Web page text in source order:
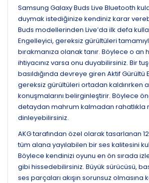
Samsung Galaxy Buds Live Bluetooth
duymak istediğinize kendiniz karar
Buds modellerinden Live’da ilk defa
Engelleyici, gereksiz gürültüleri
bırakmanıza olanak tanır. Böylece o an
ihtiyacınız varsa onu duyabilirsiniz. Bir
basıldığında devreye giren Aktif Gürültü
gereksiz gürültüleri ortadan kaldırırken
konuşmalarını belirginleştirir. Böylece
detaydan mahrum kalmadan rahatlıkla
dinleyebilirsiniz.
AKG tarafından özel olarak tasarlanan
tüm alana yayılabilen bir ses kalitesini
Böylece kendinizi oyunu en ön sırada
gibi hissedebilirsiniz. Büyük sürücüsü,
ses parçaları akışın sorunsuz olmasına